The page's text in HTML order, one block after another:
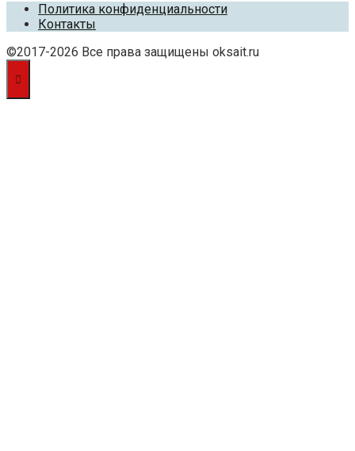
Политика конфиденциальности
Контакты
©2017-2026 Все права защищены oksait.ru